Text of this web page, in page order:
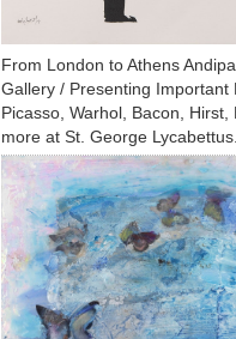
From London to Athens
Gallery / Presenting Important
Picasso, Warhol, Bacon, Hirst,
more at St. George